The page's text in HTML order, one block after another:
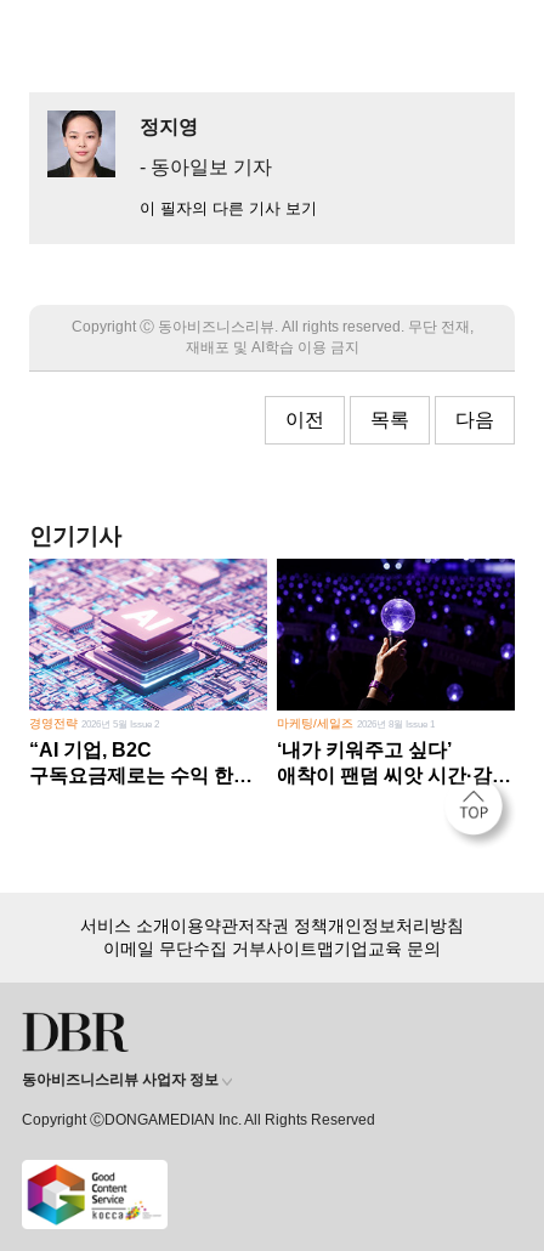
정지영
- 동아일보 기자
이 필자의 다른 기사 보기
Copyright Ⓒ 동아비즈니스리뷰. All rights reserved. 무단 전재,
재배포 및 AI학습 이용 금지
이전 목록 다음
인기기사
경영전략 2026년 5월 Issue 2
“AI 기업, B2C
구독요금제로는 수익 한계
마케팅/세일즈 2026년 8월 Issue 1
‘내가 키워주고 싶다’
애착이 팬덤 씨앗 시간·감정
15,000여 건의 DBR 콘텐츠를
서비스 소개이용약관저작권 정책개인정보처리방침
이메일 무단수집 거부사이트맵기업교육 문의
동아비즈니스리뷰 사업자 정보
Copyright ⒸDONGAMEDIAN Inc. All Rights Reserved